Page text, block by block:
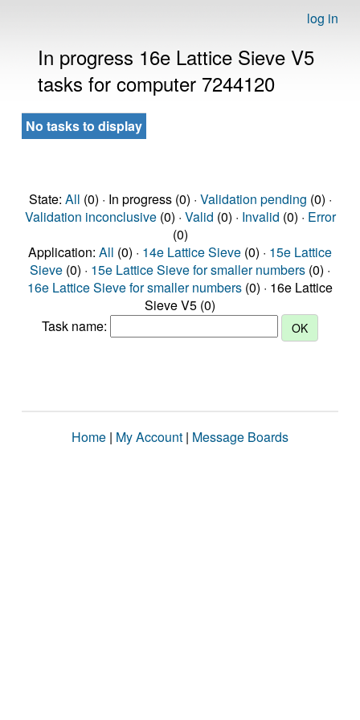
log in
In progress 16e Lattice Sieve V5
tasks for computer 7244120
No tasks to display
State: All (0) · In progress (0) · Validation pending (0) ·
Validation inconclusive(0) · Valid (0) · Invalid (0) · Error
(0)
Application: All (0) · 14e Lattice Sieve (0) · 15e Lattice
Sieve (0) · 15e Lattice Sieve for smaller numbers (0) ·
16e Lattice Sieve for smaller numbers (0) · 16e Lattice
Sieve V5 (0)
Task name:
Home | My Account | Message Boards